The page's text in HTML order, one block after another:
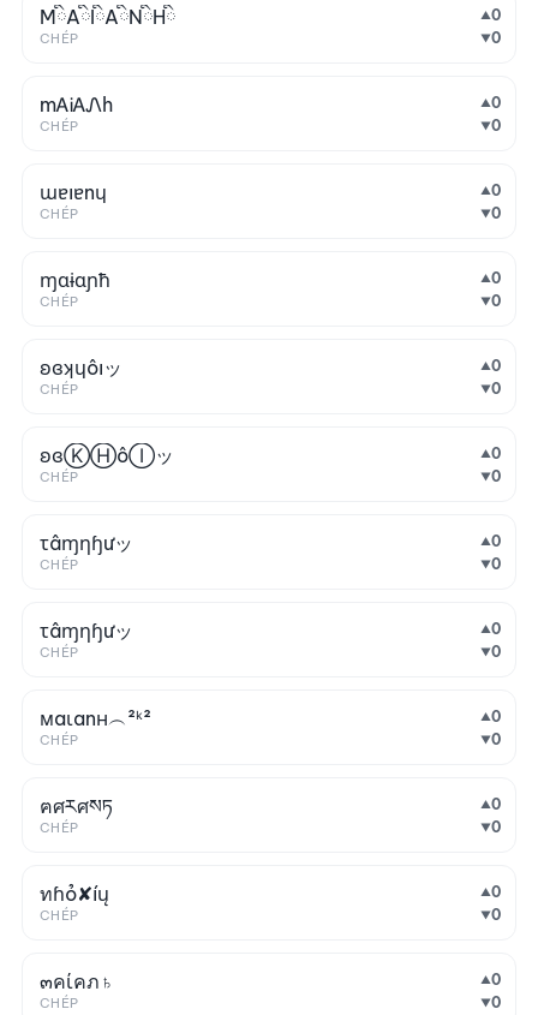
MིAིIིAིNིHི
CHÉP
▲0
▼0
mᎪᎥᎪᏁh
CHÉP
▲0
▼0
ɯɐıɐnɥ
CHÉP
▲0
▼0
ɱɑɨɑɲħ
CHÉP
▲0
▼0
ʚɞʞɥôıッ
CHÉP
▲0
▼0
ʚɞⓀⒽôⒾッ
CHÉP
▲0
▼0
τâɱηɧưッ
CHÉP
▲0
▼0
τâɱㅤηɧưッ
CHÉP
▲0
▼0
мaιanн︵²ᵏ²
CHÉP
▲0
▼0
ฅศརศསཏ
CHÉP
▲0
▼0
ทɦỏ✘íų
CHÉP
▲0
▼0
๓คίคภ♄
CHÉP
▲0
▼0